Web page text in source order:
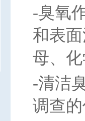
-臭氧
和表
母、
-清洁
调查